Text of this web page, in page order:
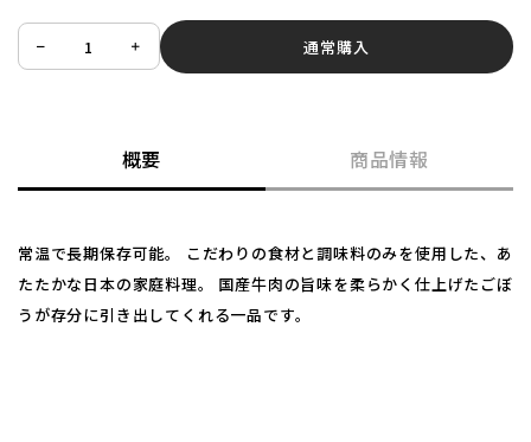
通常購入
概要 商品情報
常温で長期保存可能。 こだわりの食材と調味料のみを使用した、あ
たたかな日本の家庭料理。 国産牛肉の旨味を柔らかく仕上げたごぼ
うが存分に引き出してくれる一品です。